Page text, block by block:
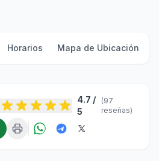
Horarios Mapa de Ubicación
4.7 /
5
(97
reseñas)